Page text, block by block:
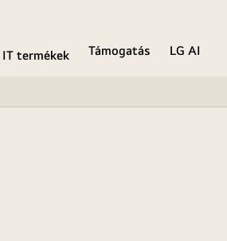
IT termékek Támogatás
LG AI